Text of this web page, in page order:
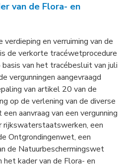
van de Flora- en
en verruiming van de
de verkorte tracéwetprocedure
van het tracébesluit van juli
vergunningen aangevraagd
van artikel 20 van de
op de verlening van de diverse
aanvraag van een vergunning
een
Ontgrondingenwet, een
de Natuurbeschermingswet
kader van de Flora- en